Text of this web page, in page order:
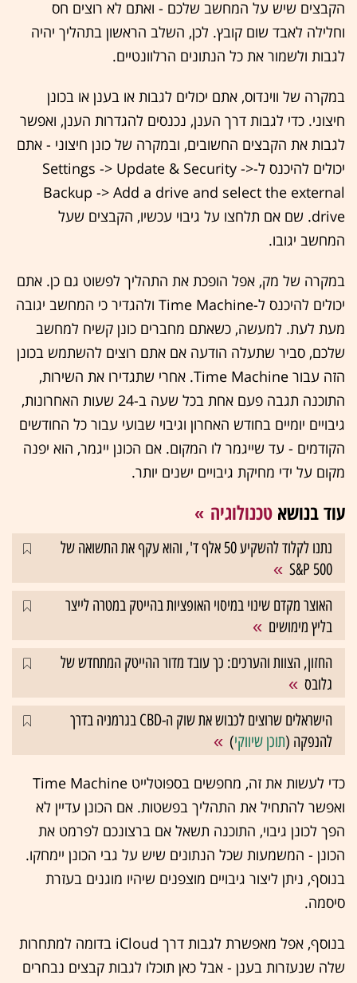
הקבצים שיש על המחשב שלכם - ואתם לא רוצים חס
וחלילה לאבד שום קובץ. לכן, השלב הראשון בתהליך יהיה
לגבות ולשמור את כל הנתונים הרלוונטיים.
במקרה של ווינדוס, אתם יכולים לגבות או בענן או בכונן
חיצוני. כדי לגבות דרך הענן, נכנסים להגדרות הענן, ואפשר
לגבות את הקבצים החשובים, ובמקרה של כונן חיצוני - אתם
יכולים להיכנס ל-Settings -> Update & Security ->
Backup -> Add a drive and select the external
drive. שם אם תלחצו על גיבוי עכשיו, הקבצים שעל
המחשב יגובו.
במקרה של מק, אפל הופכת את התהליך לפשוט גם כן. אתם
יכולים להיכנס ל-Time Machine ולהגדיר כי המחשב יגובה
מעת לעת. למעשה, כשאתם מחברים כונן קשיח למחשב
שלכם, סביר שתעלה הודעה אם אתם רוצים להשתמש בכונן
הזה עבור Time Machine. אחרי שתגדירו את השירות,
התוכנה תגבה פעם אחת בכל שעה ב-24 שעות האחרונות,
גיבויים יומיים בחודש האחרון וגיבוי שבועי עבור כל החודשים
הקודמים - עד שייגמר לו המקום. אם הכונן ייגמר, הוא יפנה
מקום על ידי מחיקת גיבויים ישנים יותר.
עוד בנושא טכנולוגיה
נתנו לקלוד להשקיע 50 אלף ד', והוא עקף את התשואה של
S&P 500
האוצר מקדם שינוי במיסוי האופציות בהייטק במטרה לייצר
בליץ מימושים
החזון, הצוות והערכים: כך עובד מדור ההייטק המתחדש של
גלובס
הישראלים שרוצים לכבוש את שוק ה-CBD בגרמניה בדרך
להנפקה (תוכן שיווקי)
כדי לעשות את זה, מחפשים בספוטלייט Time Machine
ואפשר להתחיל את התהליך בפשטות. אם הכונן עדיין לא
הפך לכונן גיבוי, התוכנה תשאל אם ברצונכם לפרמט את
הכונן - המשמעות שכל הנתונים שיש על גבי הכונן יימחקו.
בנוסף, ניתן ליצור גיבויים מוצפנים שיהיו מוגנים בעזרת
סיסמה.
בנוסף, אפל מאפשרת לגבות דרך iCloud בדומה למתחרות
שלה שנעזרות בענן - אבל כאן תוכלו לגבות קבצים נבחרים